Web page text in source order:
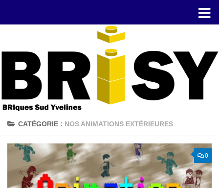
CATÉGORIE : NOS ANIMATIONS EXTÉRIEURES
0